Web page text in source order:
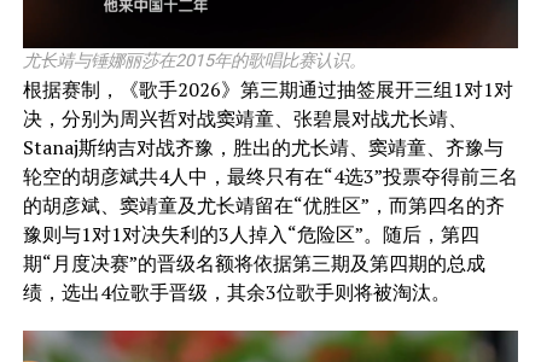
尤长靖与锤娜丽莎在2015年的歌唱比赛认识。
根据赛制，《歌手2026》第三期通过抽签展开三组1对1对
决，分别为周兴哲对战窦靖童、张碧晨对战尤长靖、
Stanaj斯纳吉对战齐豫，胜出的尤长靖、窦靖童、齐豫与
轮空的胡彦斌共4人中，最终只有在“4选3”投票夺得前三名
的胡彦斌、窦靖童及尤长靖留在“优胜区”，而第四名的齐
豫则与1对1对决失利的3人掉入“危险区”。随后，第四
期“月度决赛”的晋级名额将依据第三期及第四期的总成
绩，选出4位歌手晋级，其余3位歌手则将被淘汰。